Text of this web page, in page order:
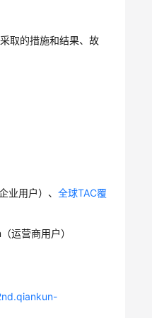
取的措施和结果、故
业用户）、全球TAC覆
运营商用户）